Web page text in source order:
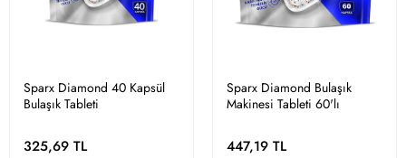
Sparx Diamond 40 Kapsül
Bulaşık Tableti
325,69 TL
Sparx Diamond Bulaşık
Makinesi Tableti 60'lı
447,19 TL